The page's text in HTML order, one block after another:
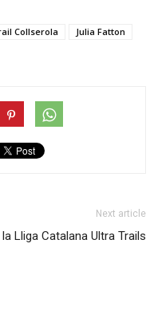
Collserola
Julia Fatton
Next article
Lliga Catalana Ultra Trails